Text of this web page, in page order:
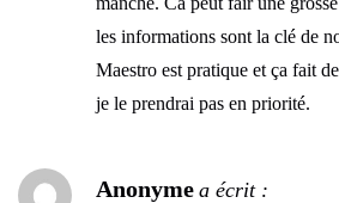
les informations sont la clé de
Maestro est pratique et ça fait
je le prendrai pas en priorité.
Anonyme a écrit :